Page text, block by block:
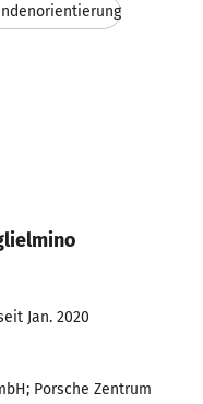
Jan. 2020
Porsche Zentrum